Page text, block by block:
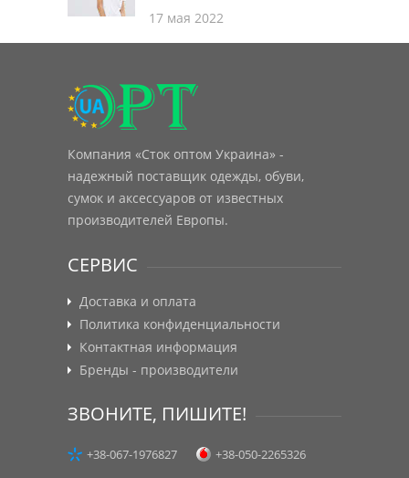
17 мая 2022
Компания «Сток оптом Украина» -
надежный поставщик одежды, обуви,
сумок и аксессуаров от известных
производителей Европы.
СЕРВИС
Доставка и оплата
Политика конфиденциальности
Контактная информация
Бренды - производители
ЗВОНИТЕ, ПИШИТЕ!
+38-067-1976827 +38-050-2265326